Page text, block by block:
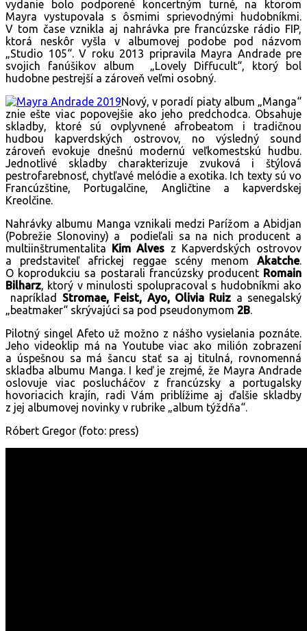
vydanie bolo podporené koncertným turné, na ktorom
Mayra vystupovala s ôsmimi sprievodnými hudobníkmi.
V tom čase vznikla aj nahrávka pre francúzske rádio FIP,
ktorá neskôr vyšla v albumovej podobe pod názvom
„Studio 105“. V roku 2013 pripravila Mayra Andrade pre
svojich fanúšikov album „Lovely Diffucult“, ktorý bol
hudobne pestrejší a zároveň veľmi osobný.
Nový, v poradí piaty album „Manga“
znie ešte viac popovejšie ako jeho predchodca. Obsahuje
skladby, ktoré sú ovplyvnené afrobeatom i tradičnou
hudbou kapverdských ostrovov, no výsledný sound
zároveň evokuje dnešnú modernú veľkomestskú hudbu.
Jednotlivé skladby charakterizuje zvuková i štýlová
pestrofarebnosť, chytľavé melódie a exotika. Ich texty sú vo
Francúzštine, Portugalčine, Angličtine a kapverdskej
Kreolčine.
Nahrávky albumu Manga vznikali medzi Parížom a Abidjan
(Pobrežie Slonoviny) a podieľali sa na nich producent a
multiinštrumentalita Kim Alves z Kapverdských ostrovov
a predstaviteľ africkej reggae scény menom Akatche.
O koprodukciu sa postarali francúzsky producent Romain
Bilharz, ktorý v minulosti spolupracoval s hudobníkmi ako
napríklad Stromae, Feist, Ayo, Olivia Ruiz a senegalský
„beatmaker“ skrývajúci sa pod pseudonymom 2B.
Pilotný singel Afeto už možno z nášho vysielania poznáte.
Jeho videoklip má na Youtube viac ako milión zobrazení
a úspešnou sa má šancu stať sa aj titulná, rovnomenná
skladba albumu Manga. I keď je zrejmé, že Mayra Andrade
oslovuje viac poslucháčov z francúzsky a portugalsky
hovoriacich krajín, radi Vám priblížime aj ďalšie skladby
z jej albumovej novinky v rubrike „album týždňa“.
Róbert Gregor (foto: press)